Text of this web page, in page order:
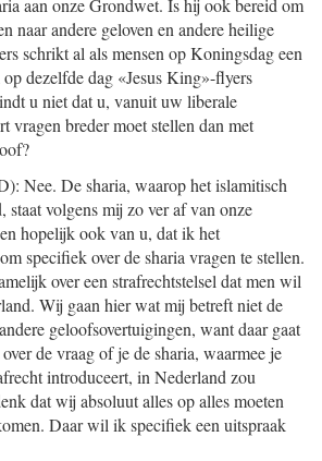
aan onze Grondwet. Is hij ook bereid om
naar andere geloven en andere heilige
schrikt al als mensen op Koningsdag een
dezelfde dag «Jesus King»-flyers
u niet dat u, vanuit uw liberale
vragen breder moet stellen dan met
Nee. De sharia, waarop het islamitisch
staat volgens mij zo ver af van onze
hopelijk ook van u, dat ik het
specifiek over de sharia vragen te stellen.
over een strafrechtstelsel dat men wil
Wij gaan hier wat mij betreft niet de
geloofsovertuigingen, want daar gaat
de vraag of je de sharia, waarmee je
introduceert, in Nederland zou
dat wij absoluut alles op alles moeten
Daar wil ik specifiek een uitspraak